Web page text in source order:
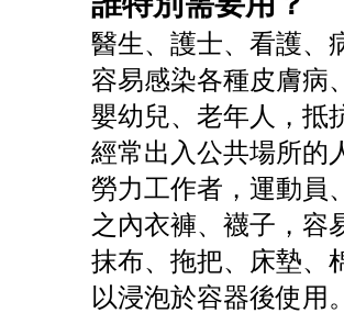
醫生、護士、看護、
容易感染各種皮膚病
嬰幼兒、老年人，抵
經常出入公共場所的
勞力工作者，運動員
之內衣褲、襪子，容
抹布、拖把、床墊、
以浸泡於容器後使用